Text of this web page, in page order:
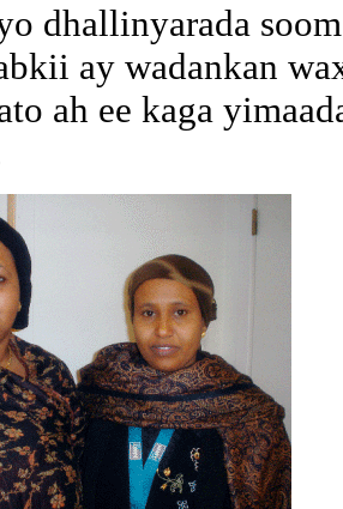
dhallinyarada
ay wadankan
ah ee kaga